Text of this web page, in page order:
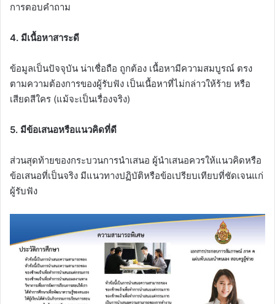
การตอบคำถาม
4. มีเนื้อหาสาระดี
ข้อมูลเป็นปัจจุบัน น่าเชื่อถือ ถูกต้อง เนื้อหามีความสมบูรณ์ ตรง
ตามความต้องการของผู้รับฟัง เป็นเนื้อหาที่ไม่กล่าวให้ร้าย หรือ
เสียดสีใคร (แม้จะเป็นเรื่องจริง)
5. มีข้อเสนอหรือแนวคิดที่ดี
ส่วนสุดท้ายของกระบวนการนำเสนอ ผู้นำเสนอควรให้แนวคิดหรือ
ข้อเสนอที่เป็นจริง มีแนวทางปฏิบัติหรือข้อเปรียบเทียบที่ชัดเจนแก่
ผู้รับฟัง